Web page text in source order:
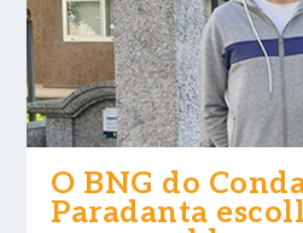
O BNG do
Paradanta